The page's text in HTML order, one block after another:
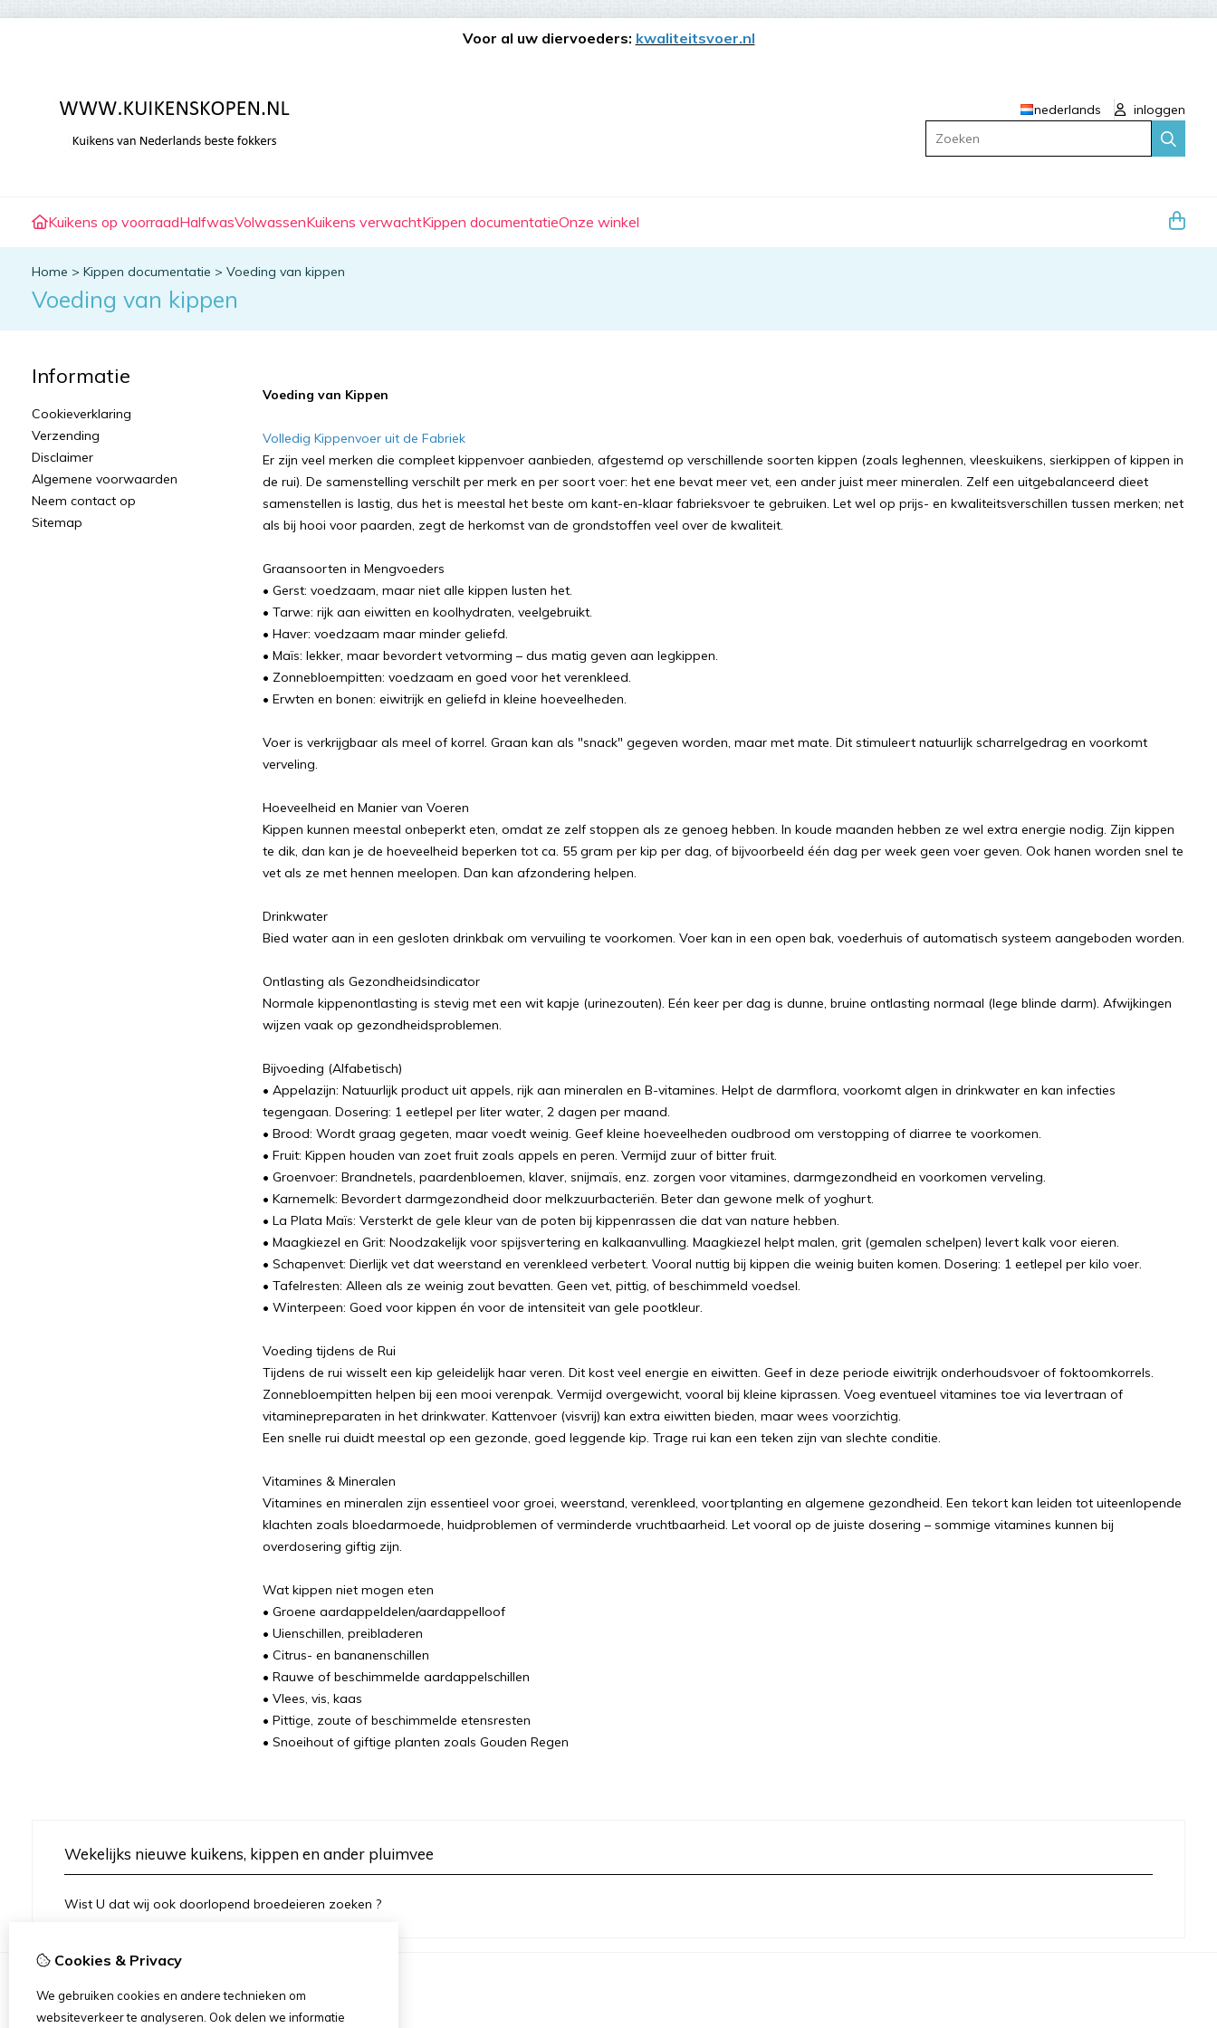
Voor al uw diervoeders: kwaliteitsvoer.nl
nederlands
inloggen
Zoeken
Kuikens op voorraadHalfwasVolwassenKuikens verwachtKippen documentatieOnze winkel
Home > Kippen documentatie > Voeding van kippen
Voeding van kippen
Informatie
Cookieverklaring
Verzending
Disclaimer
Algemene voorwaarden
Neem contact op
Sitemap
Voeding van Kippen
Volledig Kippenvoer uit de Fabriek
Er zijn veel merken die compleet kippenvoer aanbieden, afgestemd op verschillende soorten kippen (zoals leghennen, vleeskuikens, sierkippen of kippen in
de rui). De samenstelling verschilt per merk en per soort voer: het ene bevat meer vet, een ander juist meer mineralen. Zelf een uitgebalanceerd dieet
samenstellen is lastig, dus het is meestal het beste om kant-en-klaar fabrieksvoer te gebruiken. Let wel op prijs- en kwaliteitsverschillen tussen merken; net
als bij hooi voor paarden, zegt de herkomst van de grondstoffen veel over de kwaliteit.
Graansoorten in Mengvoeders
• Gerst: voedzaam, maar niet alle kippen lusten het.
• Tarwe: rijk aan eiwitten en koolhydraten, veelgebruikt.
• Haver: voedzaam maar minder geliefd.
• Maïs: lekker, maar bevordert vetvorming – dus matig geven aan legkippen.
• Zonnebloempitten: voedzaam en goed voor het verenkleed.
• Erwten en bonen: eiwitrijk en geliefd in kleine hoeveelheden.
Voer is verkrijgbaar als meel of korrel. Graan kan als "snack" gegeven worden, maar met mate. Dit stimuleert natuurlijk scharrelgedrag en voorkomt
verveling.
Hoeveelheid en Manier van Voeren
Kippen kunnen meestal onbeperkt eten, omdat ze zelf stoppen als ze genoeg hebben. In koude maanden hebben ze wel extra energie nodig. Zijn kippen
te dik, dan kan je de hoeveelheid beperken tot ca. 55 gram per kip per dag, of bijvoorbeeld één dag per week geen voer geven. Ook hanen worden snel te
vet als ze met hennen meelopen. Dan kan afzondering helpen.
Drinkwater
Bied water aan in een gesloten drinkbak om vervuiling te voorkomen. Voer kan in een open bak, voederhuis of automatisch systeem aangeboden worden.
Ontlasting als Gezondheidsindicator
Normale kippenontlasting is stevig met een wit kapje (urinezouten). Eén keer per dag is dunne, bruine ontlasting normaal (lege blinde darm). Afwijkingen
wijzen vaak op gezondheidsproblemen.
Bijvoeding (Alfabetisch)
• Appelazijn: Natuurlijk product uit appels, rijk aan mineralen en B-vitamines. Helpt de darmflora, voorkomt algen in drinkwater en kan infecties
tegengaan. Dosering: 1 eetlepel per liter water, 2 dagen per maand.
• Brood: Wordt graag gegeten, maar voedt weinig. Geef kleine hoeveelheden oudbrood om verstopping of diarree te voorkomen.
• Fruit: Kippen houden van zoet fruit zoals appels en peren. Vermijd zuur of bitter fruit.
• Groenvoer: Brandnetels, paardenbloemen, klaver, snijmaïs, enz. zorgen voor vitamines, darmgezondheid en voorkomen verveling.
• Karnemelk: Bevordert darmgezondheid door melkzuurbacteriën. Beter dan gewone melk of yoghurt.
• La Plata Maïs: Versterkt de gele kleur van de poten bij kippenrassen die dat van nature hebben.
• Maagkiezel en Grit: Noodzakelijk voor spijsvertering en kalkaanvulling. Maagkiezel helpt malen, grit (gemalen schelpen) levert kalk voor eieren.
• Schapenvet: Dierlijk vet dat weerstand en verenkleed verbetert. Vooral nuttig bij kippen die weinig buiten komen. Dosering: 1 eetlepel per kilo voer.
• Tafelresten: Alleen als ze weinig zout bevatten. Geen vet, pittig, of beschimmeld voedsel.
• Winterpeen: Goed voor kippen én voor de intensiteit van gele pootkleur.
Voeding tijdens de Rui
Tijdens de rui wisselt een kip geleidelijk haar veren. Dit kost veel energie en eiwitten. Geef in deze periode eiwitrijk onderhoudsvoer of foktoomkorrels.
Zonnebloempitten helpen bij een mooi verenpak. Vermijd overgewicht, vooral bij kleine kiprassen. Voeg eventueel vitamines toe via levertraan of
vitaminepreparaten in het drinkwater. Kattenvoer (visvrij) kan extra eiwitten bieden, maar wees voorzichtig.
Een snelle rui duidt meestal op een gezonde, goed leggende kip. Trage rui kan een teken zijn van slechte conditie.
Vitamines & Mineralen
Vitamines en mineralen zijn essentieel voor groei, weerstand, verenkleed, voortplanting en algemene gezondheid. Een tekort kan leiden tot uiteenlopende
klachten zoals bloedarmoede, huidproblemen of verminderde vruchtbaarheid. Let vooral op de juiste dosering – sommige vitamines kunnen bij
overdosering giftig zijn.
Wat kippen niet mogen eten
• Groene aardappeldelen/aardappelloof
• Uienschillen, preibladeren
• Citrus- en bananenschillen
• Rauwe of beschimmelde aardappelschillen
• Vlees, vis, kaas
• Pittige, zoute of beschimmelde etensresten
• Snoeihout of giftige planten zoals Gouden Regen
Wekelijks nieuwe kuikens, kippen en ander pluimvee
Wist U dat wij ook doorlopend broedeieren zoeken ?
Informatie
Cookies & Privacy
We gebruiken cookies en andere technieken om
websiteverkeer te analyseren. Ook delen we informatie